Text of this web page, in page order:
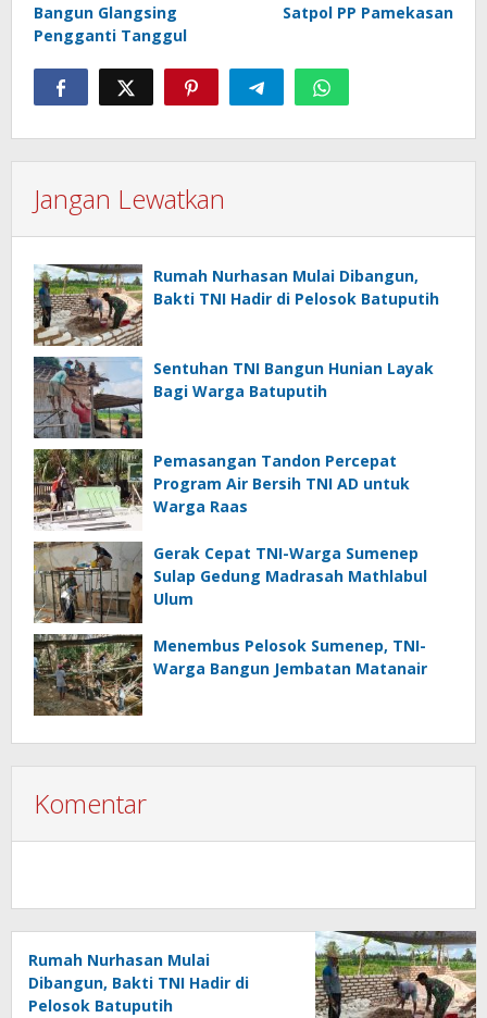
Bangun Glangsing
Pengganti Tanggul
Satpol PP Pamekasan
Jangan Lewatkan
Rumah Nurhasan Mulai Dibangun,
Bakti TNI Hadir di Pelosok Batuputih
Sentuhan TNI Bangun Hunian Layak
Bagi Warga Batuputih
Pemasangan Tandon Percepat
Program Air Bersih TNI AD untuk
Warga Raas
Gerak Cepat TNI-Warga Sumenep
Sulap Gedung Madrasah Mathlabul
Ulum
Menembus Pelosok Sumenep, TNI-
Warga Bangun Jembatan Matanair
Komentar
Rumah Nurhasan Mulai
Dibangun, Bakti TNI Hadir di
Pelosok Batuputih